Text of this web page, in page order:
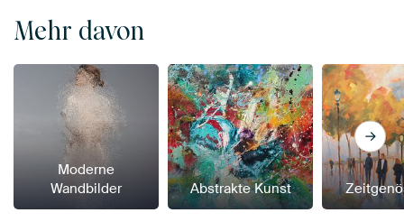
Mehr davon
Moderne
Wandbilder
Abstrakte Kunst